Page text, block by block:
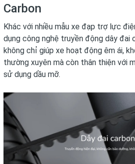
Carbon
Khác với nhiều mẫu xe đạp trợ lực
dụng công nghệ truyền động dây đai
không chỉ giúp xe hoạt động êm ái,
thường xuyên mà còn thân thiện với
sử dụng dầu mỡ.